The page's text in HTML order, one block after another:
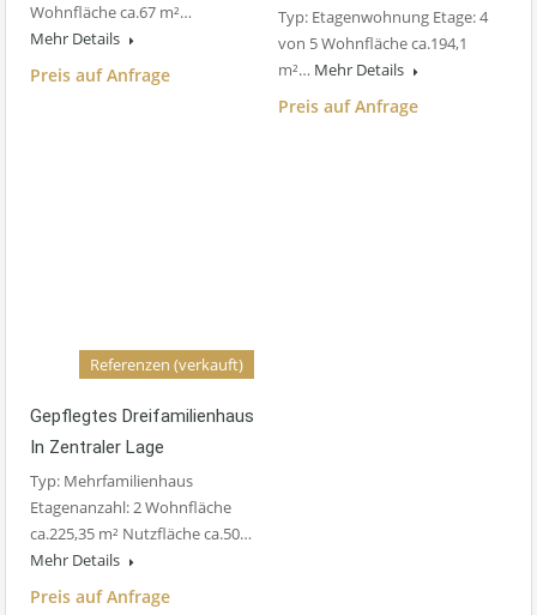
Wohnfläche ca.67 m²…
Mehr Details
Preis auf Anfrage
Typ: Etagenwohnung Etage: 4
von 5 Wohnfläche ca.194,1
m²… Mehr Details
Preis auf Anfrage
Referenzen (verkauft)
Gepflegtes Dreifamilienhaus
In Zentraler Lage
Typ: Mehrfamilienhaus
Etagenanzahl: 2 Wohnfläche
ca.225,35 m² Nutzfläche ca.50…
Mehr Details
Preis auf Anfrage